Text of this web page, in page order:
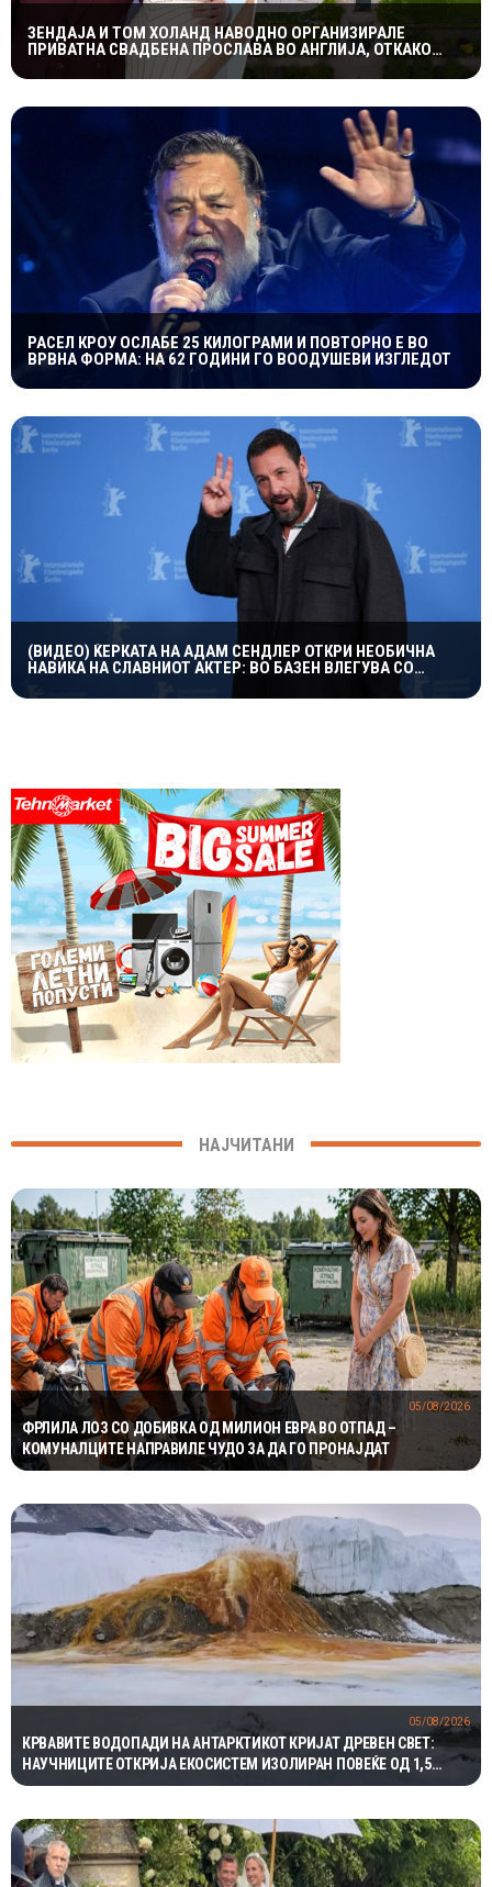
ЗЕНДАЈА И ТОМ ХОЛАНД НАВОДНО ОРГАНИЗИРАЛЕ
ПРИВАТНА СВАДБЕНА ПРОСЛАВА ВО АНГЛИЈА, ОТКАКО
ТАЈНО СЕ ВЕНЧАЛЕ
РАСЕЛ КРОУ ОСЛАБЕ 25 КИЛОГРАМИ И ПОВТОРНО Е ВО
ВРВНА ФОРМА: НА 62 ГОДИНИ ГО ВООДУШЕВИ ИЗГЛЕДОТ
(ВИДЕО) ЌЕРКАТА НА АДАМ СЕНДЛЕР ОТКРИ НЕОБИЧНА
НАВИКА НА СЛАВНИОТ АКТЕР: ВО БАЗЕН ВЛЕГУВА СО
НАЈЧИТАНИ
ФРЛИЛА ЛОЗ СО ДОБИВКА ОД МИЛИОН ЕВРА ВО ОТПАД –
КОМУНАЛЦИТЕ НАПРАВИЛЕ ЧУДО ЗА ДА ГО ПРОНАЈДАТ
05/08/2026
КРВАВИТЕ ВОДОПАДИ НА АНТАРКТИКОТ КРИЈАТ ДРЕВЕН СВЕТ:
НАУЧНИЦИТЕ ОТКРИЈА ЕКОСИСТЕМ ИЗОЛИРАН ПОВЕЌЕ ОД 1,5
МИЛИОНИ ГОДИНИ
05/08/2026